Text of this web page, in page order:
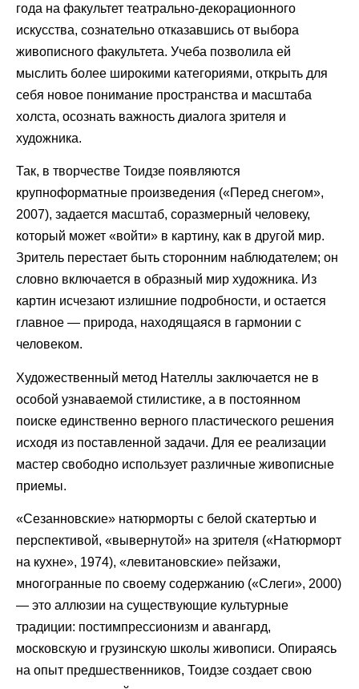
года на факультет театрально-декорационного
искусства, сознательно отказавшись от выбора
живописного факультета. Учеба позволила ей
мыслить более широкими категориями, открыть для
себя новое понимание пространства и масштаба
холста, осознать важность диалога зрителя и
художника.
Так, в творчестве Тоидзе появляются
крупноформатные произведения («Перед снегом»,
2007), задается масштаб, соразмерный человеку,
который может «войти» в картину, как в другой мир.
Зритель перестает быть сторонним наблюдателем; он
словно включается в образный мир художника. Из
картин исчезают излишние подробности, и остается
главное — природа, находящаяся в гармонии с
человеком.
Художественный метод Нателлы заключается не в
особой узнаваемой стилистике, а в постоянном
поиске единственно верного пластического решения
исходя из поставленной задачи. Для ее реализации
мастер свободно использует различные живописные
приемы.
«Сезанновские» натюрморты с белой скатертью и
перспективой, «вывернутой» на зрителя («Натюрморт
на кухне», 1974), «левитановские» пейзажи,
многогранные по своему содержанию («Слеги», 2000)
— это аллюзии на существующие культурные
традиции: постимпрессионизм и авангард,
московскую и грузинскую школы живописи. Опираясь
на опыт предшественников, Тоидзе создает свою